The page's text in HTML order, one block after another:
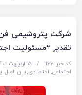
شرکت پتروشیمی
تقدیر “مسئولیت
کد خبر: 1166 / 15 اردیبهشت 1404 - ۰۱:۱۶
اجتماعی, اقتصادی, بین الملل,